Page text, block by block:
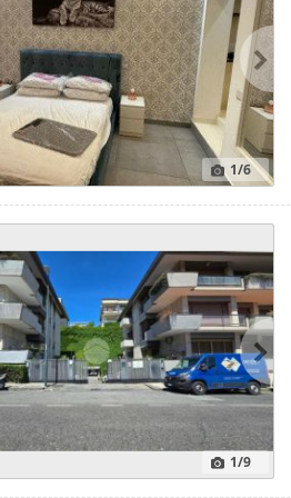
1/6
1/9